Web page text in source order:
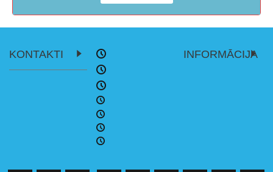
KONTAKTI INFORMĀCIJA